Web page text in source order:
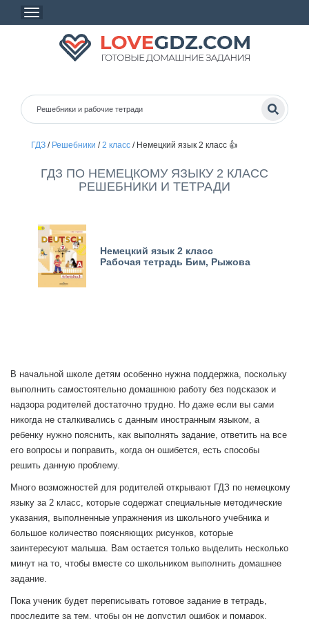
ГДЗ/ Решебники /2 класс/ Немецкий язык 2 класс 👍
ГДЗ ПО НЕМЕЦКОМУ ЯЗЫКУ 2 КЛАСС
РЕШЕБНИКИ И ТЕТРАДИ
Немецкий язык 2 класс
Рабочая тетрадь Бим, Рыжова
В начальной школе детям особенно нужна поддержка, поскольку
выполнить самостоятельно домашнюю работу без подсказок и
надзора родителей достаточно трудно. Но даже если вы сами
никогда не сталкивались с данным иностранным языком, а
ребенку нужно пояснить, как выполнять задание, ответить на все
его вопросы и поправить, когда он ошибется, есть способы
решить данную проблему.
Много возможностей для родителей открывают ГДЗ по немецкому
языку за 2 класс, которые содержат специальные методические
указания, выполненные упражнения из школьного учебника и
большое количество поясняющих рисунков, которые
заинтересуют малыша. Вам остается только выделить несколько
минут на то, чтобы вместе со школьником выполнить домашнее
задание.
Пока ученик будет переписывать готовое задание в тетрадь,
проследите за тем, чтобы он не допустил ошибок и помарок.